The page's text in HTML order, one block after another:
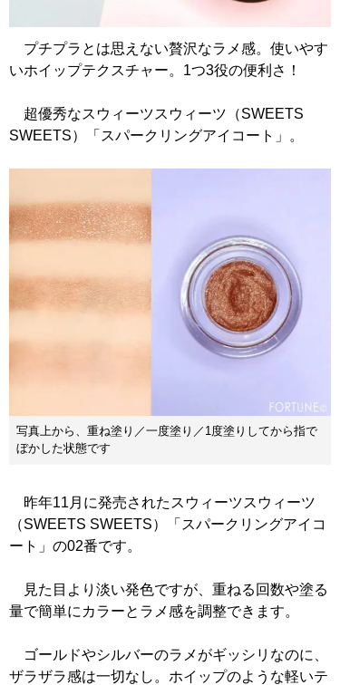
プチプラとは思えない贅沢なラメ感。使いやす
いホイップテクスチャー。1つ3役の便利さ！
超優秀なスウィーツスウィーツ（SWEETS
SWEETS）「スパークリングアイコート」。
写真上から、重ね塗り／一度塗り／1度塗りしてから指で
ぼかした状態です
昨年11月に発売されたスウィーツスウィーツ
（SWEETS SWEETS）「スパークリングアイコ
ート」の02番です。
見た目より淡い発色ですが、重ねる回数や塗る
量で簡単にカラーとラメ感を調整できます。
ゴールドやシルバーのラメがギッシリなのに、
ザラザラ感は一切なし。ホイップのような軽いテ